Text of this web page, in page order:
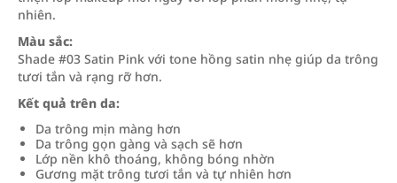
nhiên.
Màu sắc:
Shade #03 Satin Pink với tone hồng satin nhẹ giúp da trông
tươi tắn và rạng rỡ hơn.
Kết quả trên da:
Da trông mịn màng hơn
Da trông gọn gàng và sạch sẽ hơn
Lớp nền khô thoáng, không bóng nhờn
Gương mặt trông tươi tắn và tự nhiên hơn